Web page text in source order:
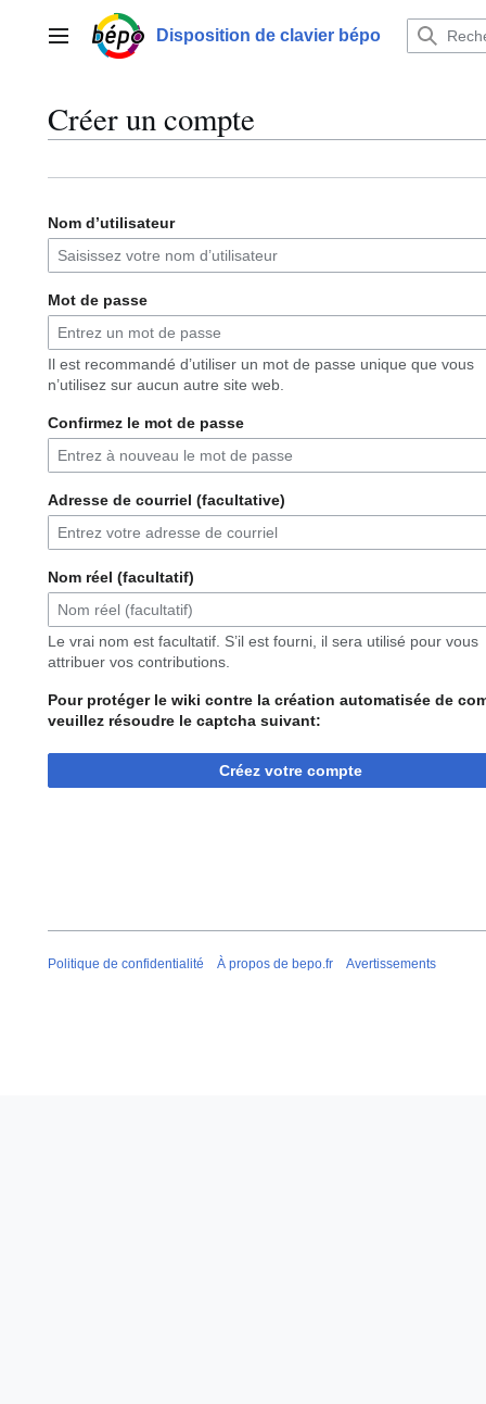
contenuMenu principalDisposition de clavier bépo
Créer un compte
Nom d’utilisateur
Mot de passe
Il est recommandé d’utiliser un mot de passe unique que vous
n’utilisez sur aucun autre site web.
Confirmez le mot de passe
Adresse de courriel (facultative)
Nom réel (facultatif)
Le vrai nom est facultatif. S’il est fourni, il sera utilisé pour vous
attribuer vos contributions.
Pour protéger le wiki contre la création automatisée de
veuillez résoudre le captcha suivant:
Créez votre compte
Politique de confidentialité À propos de bepo.fr Avertissements